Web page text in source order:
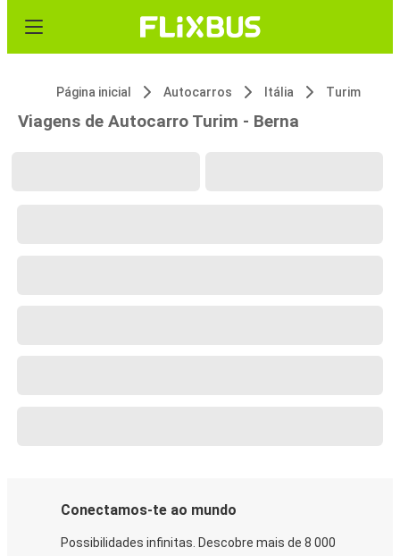
Página inicial Autocarros Itália Turim
Viagens de Autocarro Turim - Berna
Conectamos-te ao mundo
Possibilidades infinitas. Descobre mais de 8 000